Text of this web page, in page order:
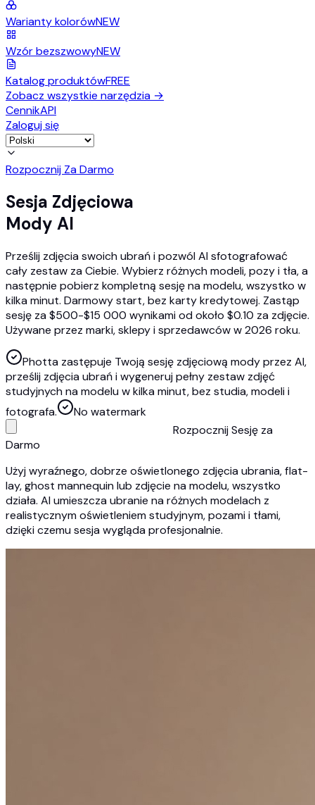
Warianty kolorówNEW
Wzór bezszwowyNEW
Katalog produktówFREE
Zobacz wszystkie narzędzia →
CennikAPI
Zaloguj się
Rozpocznij Za Darmo
Sesja Zdjęciowa
Mody AI
Prześlij zdjęcia swoich ubrań i pozwól AI sfotografować
cały zestaw za Ciebie. Wybierz różnych modeli, pozy i tła, a
następnie pobierz kompletną sesję na modelu, wszystko w
kilka minut. Darmowy start, bez karty kredytowej. Zastąp
sesję za $500-$15 000 wynikami od około $0.10 za zdjęcie.
Używane przez marki, sklepy i sprzedawców w 2026 roku.
Photta zastępuje Twoją sesję zdjęciową mody przez AI,
prześlij zdjęcia ubrań i wygeneruj pełny zestaw zdjęć
studyjnych na modelu w kilka minut, bez studia, modeli i
fotografa.
No watermark
Rozpocznij Sesję za
Darmo
Użyj wyraźnego, dobrze oświetlonego zdjęcia ubrania, flat-
lay, ghost mannequin lub zdjęcie na modelu, wszystko
działa. AI umieszcza ubranie na różnych modelach z
realistycznym oświetleniem studyjnym, pozami i tłami,
dzięki czemu sesja wygląda profesjonalnie.